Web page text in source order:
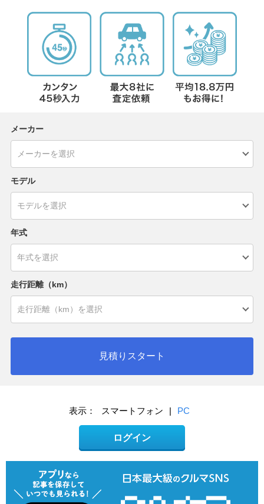
メーカー
モデル
年式
走行距離（km）
見積りスタート
表示： スマートフォン | PC
ログイン